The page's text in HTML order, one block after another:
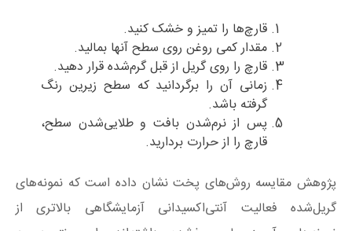
قارچ‌ها را تمیز و خشک کنید.
مقدار کمی روغن روی سطح آنها بمالید.
قارچ را روی گریل از قبل گرم‌شده قرار دهید.
زمانی آن را برگردانید که سطح زیرین رنگ
گرفته باشد.
پس از نرم‌شدن بافت و طلایی‌شدن سطح،
قارچ را از حرارت بردارید.
پژوهش مقایسه روش‌های پخت نشان داده است که نمونه‌های
گریل‌شده فعالیت آنتی‌اکسیدانی آزمایشگاهی بالاتری از